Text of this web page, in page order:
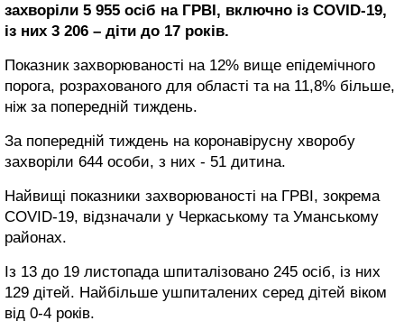
захворіли 5 955 осіб на ГРВІ, включно із COVID-19,
із них 3 206 – діти до 17 років.
Показник захворюваності на 12% вище епідемічного
порога, розрахованого для області та на 11,8% більше,
ніж за попередній тиждень.
За попередній тиждень на коронавірусну хворобу
захворіли 644 особи, з них - 51 дитина.
Найвищі показники захворюваності на ГРВІ, зокрема
COVID-19, відзначали у Черкаському та Уманському
районах.
Із 13 до 19 листопада шпиталізовано 245 осіб, із них
129 дітей. Найбільше ушпиталених серед дітей віком
від 0-4 років.